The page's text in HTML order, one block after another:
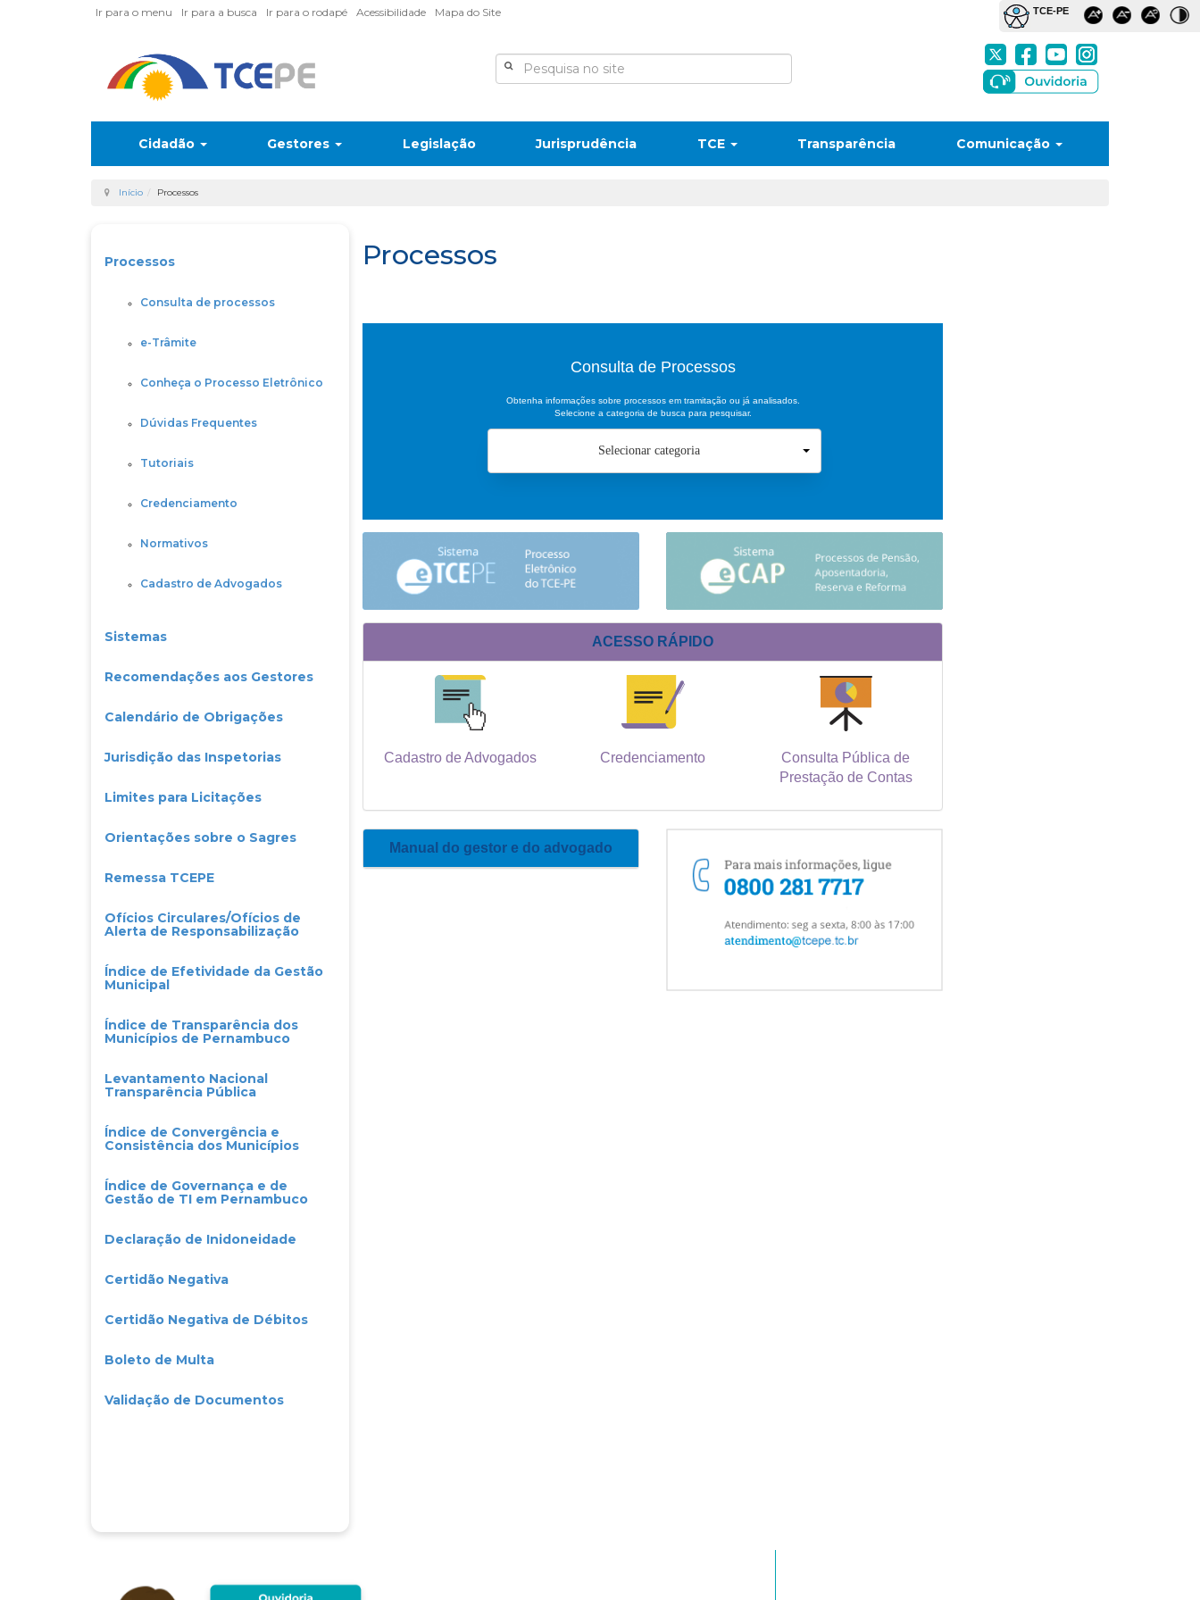
Ir para o menu Ir para a busca Ir para o rodapé Acessibilidade Mapa do Site
Cidadão Gestores Legislação Jurisprudência TCE Transparência Comunicação
Início Processos
Processos
Consulta de processos
e-Trâmite
Conheça o Processo Eletrônico
Dúvidas Frequentes
Tutoriais
Credenciamento
Normativos
Cadastro de Advogados
Sistemas
Recomendações aos Gestores
Calendário de Obrigações
Jurisdição das Inspetorias
Limites para Licitações
Orientações sobre o Sagres
Remessa TCEPE
Ofícios Circulares/Ofícios de
Alerta de Responsabilização
Índice de Efetividade da Gestão
Municipal
Índice de Transparência dos
Municípios de Pernambuco
Levantamento Nacional
Transparência Pública
Índice de Convergência e
Consistência dos Municípios
Índice de Governança e de
Gestão de TI em Pernambuco
Declaração de Inidoneidade
Certidão Negativa
Certidão Negativa de Débitos
Boleto de Multa
Validação de Documentos
Processos